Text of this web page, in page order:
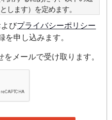
します）を定めます。
ービスについて規定したも
や金融機関の役職員、事業
びプライバシーポリシー
を申し込みます。
メールで受け取ります。